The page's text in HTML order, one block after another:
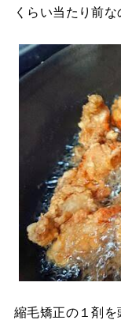
くらい当たり前な
縮毛矯正の１剤